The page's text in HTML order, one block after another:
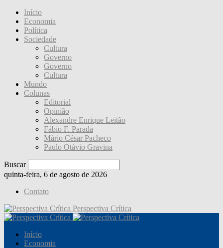
Início
Economia
Política
Sociedade
Cultura
Governo
Governo
Cultura
Mundo
Colunas
Editorial
Opinião
Alexandre Enrique Leitão
Fábio F. Parada
Mário César Pacheco
Paulo Otávio Gravina
Buscar
quinta-feira, 6 de agosto de 2026
Contato
Perspectiva Crítica
Início
Economia